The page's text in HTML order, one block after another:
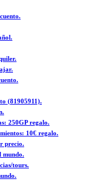
(81905911).
250GP regalo.
10€ regalo.
precio.
mundo.
tours.